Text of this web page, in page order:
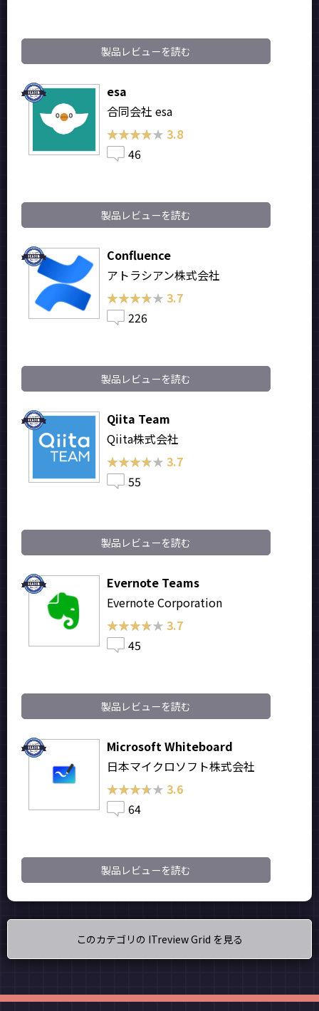
製品レビューを読む
esa
合同会社 esa
★★★★★
★★★★★ 3.8
46
製品レビューを読む
Confluence
アトラシアン株式会社
★★★★★
★★★★★ 3.7
226
製品レビューを読む
Qiita Team
Qiita株式会社
★★★★★
★★★★★ 3.7
55
製品レビューを読む
Evernote Teams
Evernote Corporation
★★★★★
★★★★★ 3.7
45
製品レビューを読む
Microsoft Whiteboard
日本マイクロソフト株式会社
★★★★★
★★★★★ 3.6
64
製品レビューを読む
このカテゴリの ITreview Grid を見る